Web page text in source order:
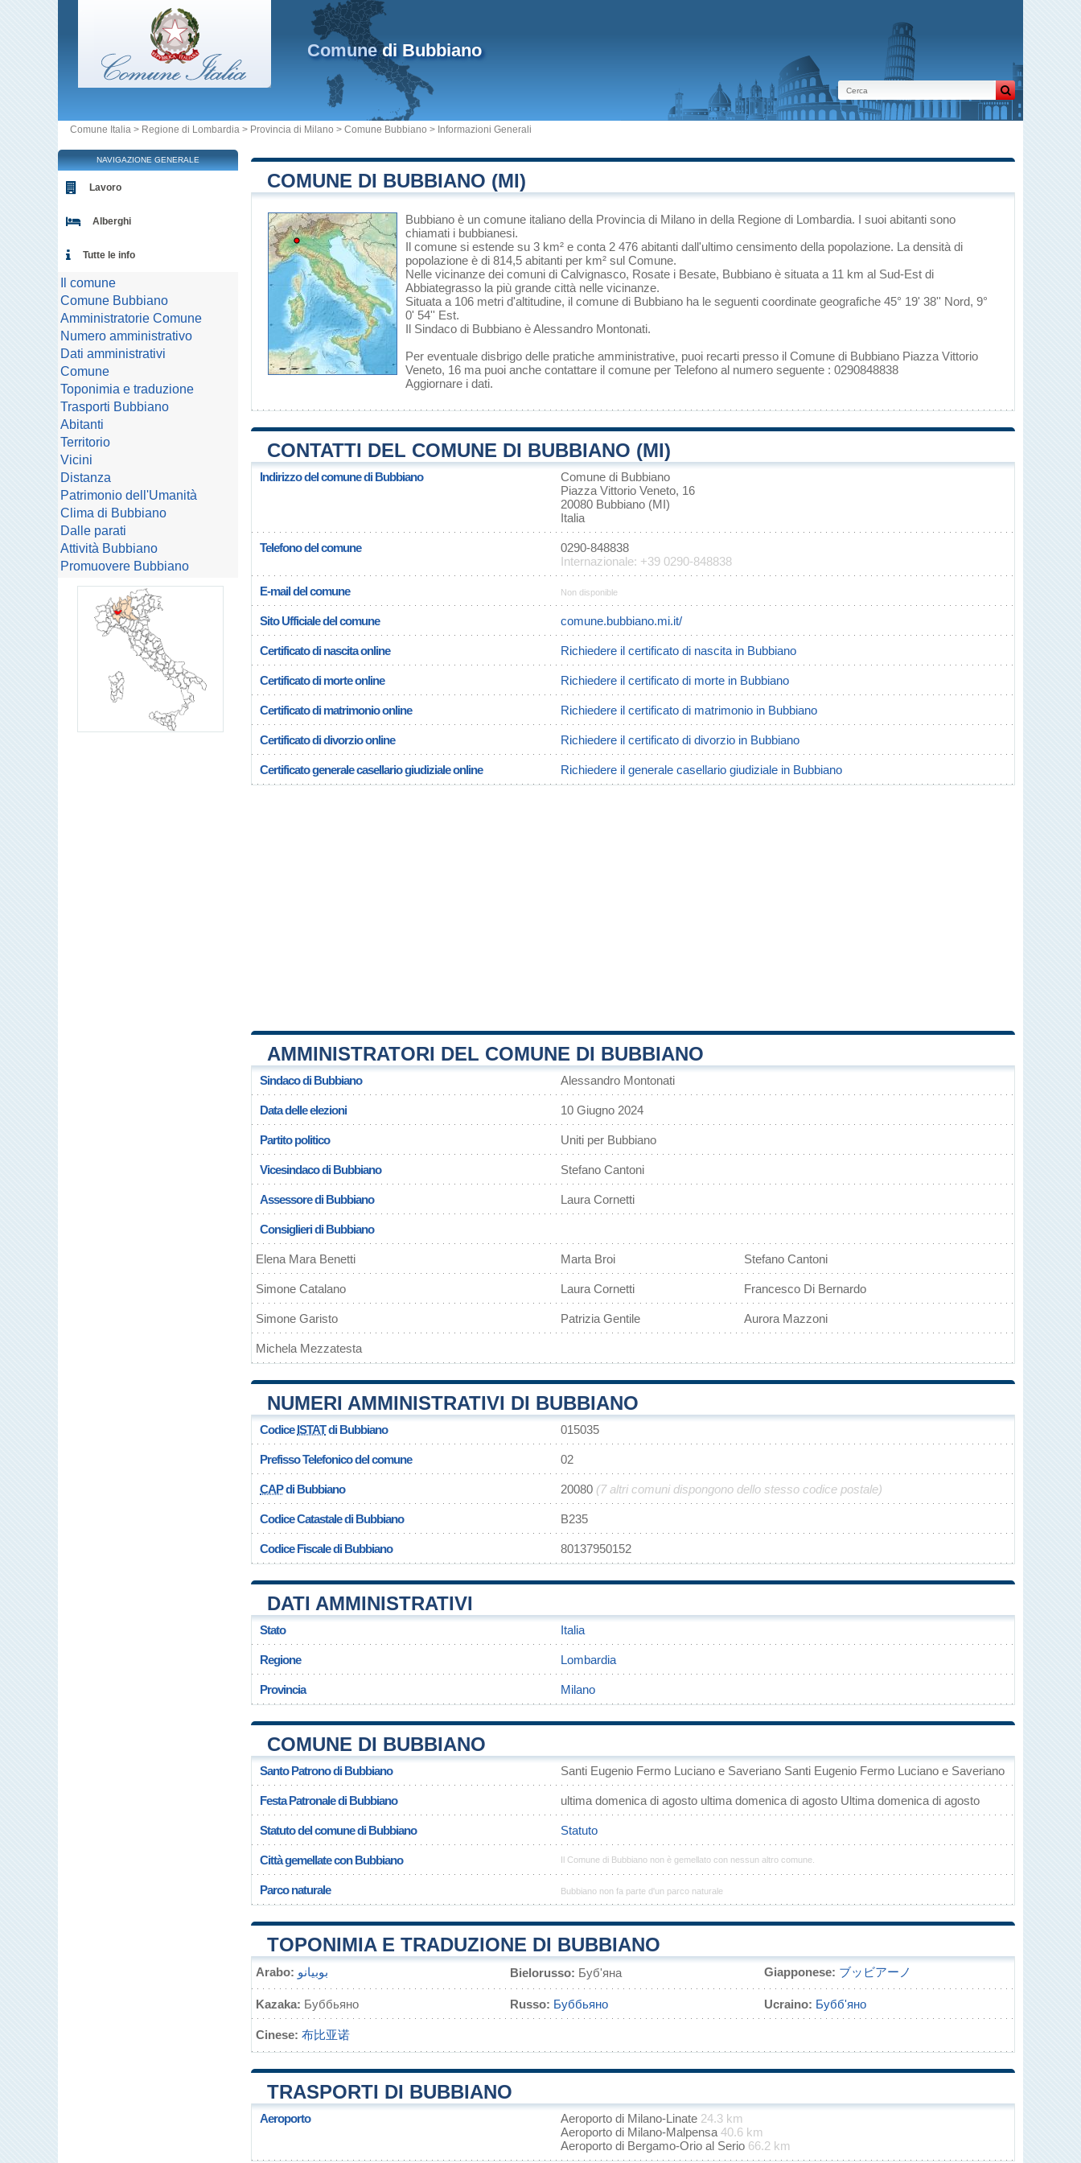
Comunedi Bubbiano
Comune Italia > Regione di Lombardia > Provincia di Milano > Comune Bubbiano > Informazioni Generali
COMUNE DI BUBBIANO (MI)
Bubbiano è un comune italiano della Provincia di Milano in della Regione di Lombardia. I suoi abitanti sono
chiamati i bubbianesi.
Il comune si estende su 3 km² e conta 2 476 abitanti dall'ultimo censimento della popolazione. La densità di
popolazione è di 814,5 abitanti per km² sul Comune.
Nelle vicinanze dei comuni di Calvignasco, Rosate i Besate, Bubbiano è situata a 11 km al Sud-Est di
Abbiategrasso la più grande città nelle vicinanze.
Situata a 106 metri d'altitudine, il comune di Bubbiano ha le seguenti coordinate geografiche 45° 19' 38'' Nord, 9°
0' 54'' Est.
Il Sindaco di Bubbiano è Alessandro Montonati.
Per eventuale disbrigo delle pratiche amministrative, puoi recarti presso il Comune di Bubbiano Piazza Vittorio
Veneto, 16 ma puoi anche contattare il comune per Telefono al numero seguente : 0290848838
Aggiornare i dati.
CONTATTI DEL COMUNE DI BUBBIANO (MI)
Indirizzo del comune di Bubbiano
Comune di Bubbiano
Piazza Vittorio Veneto, 16
20080 Bubbiano (MI)
Italia
Telefono del comune
0290-848838
Internazionale: +39 0290-848838
E-mail del comune Non disponible
Sito Ufficiale del comune comune.bubbiano.mi.it/
Certificato di nascita online Richiedere il certificato di nascita in Bubbiano
Certificato di morte online Richiedere il certificato di morte in Bubbiano
Certificato di matrimonio online Richiedere il certificato di matrimonio in Bubbiano
Certificato di divorzio online Richiedere il certificato di divorzio in Bubbiano
Certificato generale casellario giudiziale online Richiedere il generale casellario giudiziale in Bubbiano
AMMINISTRATORI DEL COMUNE DI BUBBIANO
Sindaco di Bubbiano Alessandro Montonati
Data delle elezioni 10 Giugno 2024
Partito politico Uniti per Bubbiano
Vicesindaco di Bubbiano Stefano Cantoni
Assessore di Bubbiano Laura Cornetti
Consiglieri di Bubbiano
Elena Mara Benetti Marta Broi Stefano Cantoni
Simone Catalano Laura Cornetti Francesco Di Bernardo
Simone Garisto Patrizia Gentile Aurora Mazzoni
Michela Mezzatesta
NUMERI AMMINISTRATIVI DI BUBBIANO
CodiceISTATdi Bubbiano 015035
Prefisso Telefonico del comune 02
CAPdi Bubbiano 20080 (7 altri comuni dispongono dello stesso codice postale)
Codice Catastale di Bubbiano B235
Codice Fiscale di Bubbiano 80137950152
DATI AMMINISTRATIVI
Stato Italia
Regione Lombardia
Provincia Milano
COMUNE DI BUBBIANO
Santo Patrono di Bubbiano Santi Eugenio Fermo Luciano e Saveriano Santi Eugenio Fermo Luciano e Saveriano
Festa Patronale di Bubbiano ultima domenica di agosto ultima domenica di agosto Ultima domenica di agosto
Statuto del comune di Bubbiano Statuto
Città gemellate con Bubbiano Il Comune di Bubbiano non è gemellato con nessun altro comune.
Parco naturale Bubbiano non fa parte d'un parco naturale
TOPONIMIA E TRADUZIONE DI BUBBIANO
Arabo: بوبيانو Bielorusso: Буб'яна Giapponese: ブッビアーノ
Kazaka: Буббьяно Russo: Буббьяно Ucraino: Бубб'яно
Cinese: 布比亚诺
TRASPORTI DI BUBBIANO
Aeroporto Aeroporto di Milano-Linate 24.3 km
Aeroporto di Milano-Malpensa 40.6 km
Aeroporto di Bergamo-Orio al Serio 66.2 km
NAVIGAZIONE GENERALE
Lavoro
Alberghi
Tutte le info
Il comune
Comune Bubbiano
Amministratorie Comune
Numero amministrativo
Dati amministrativi
Comune
Toponimia e traduzione
Trasporti Bubbiano
Abitanti
Territorio
Vicini
Distanza
Patrimonio dell'Umanità
Clima di Bubbiano
Dalle parati
Attività Bubbiano
Promuovere Bubbiano